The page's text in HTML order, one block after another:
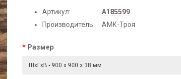
Артикул:
А185599
Производитель:
АМК-Троя
Размер